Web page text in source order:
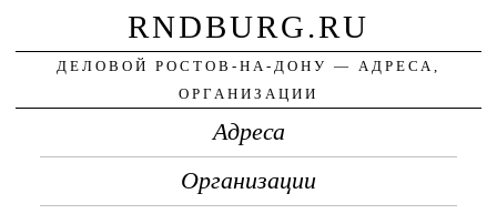
RNDBURG.RU
ДЕЛОВОЙ РОСТОВ-НА-ДОНУ — АДРЕСА,
ОРГАНИЗАЦИИ
Адреса
Организации